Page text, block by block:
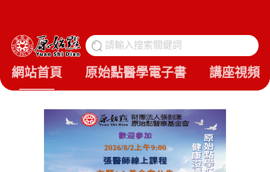
請輸入搜索關鍵詞
網站首頁 原始點醫學電子書 講座視頻